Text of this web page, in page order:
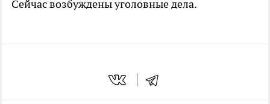
Сейчас возбуждены уголовные дела.